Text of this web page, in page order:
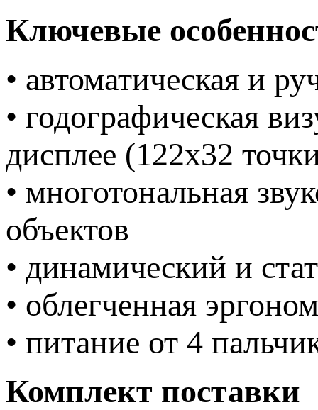
Ключевые
• автоматическая и
• годографическая
дисплее (122х32
• многотональная
объектов
• динамический и
• облегченная
• питание от 4
Комплект поставки